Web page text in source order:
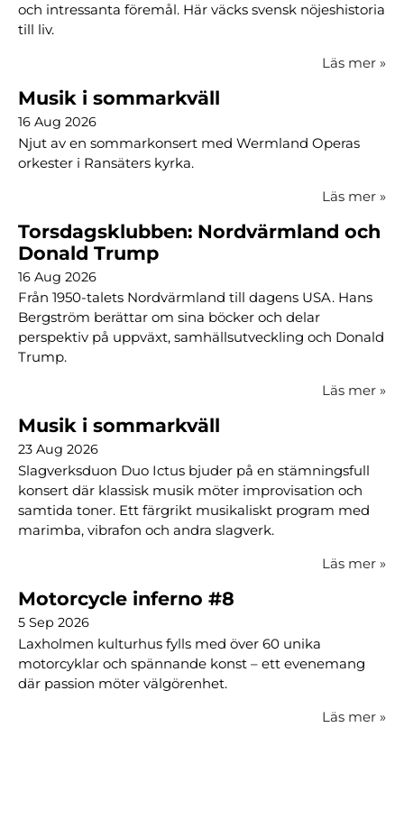
och intressanta föremål. Här väcks svensk nöjeshistoria
till liv.
Läs mer »
Musik i sommarkväll
16 Aug 2026
Njut av en sommarkonsert med Wermland Operas
orkester i Ransäters kyrka.
Läs mer »
Torsdagsklubben: Nordvärmland och
Donald Trump
16 Aug 2026
Från 1950-talets Nordvärmland till dagens USA. Hans
Bergström berättar om sina böcker och delar
perspektiv på uppväxt, samhällsutveckling och Donald
Trump.
Läs mer »
Musik i sommarkväll
23 Aug 2026
Slagverksduon Duo Ictus bjuder på en stämningsfull
konsert där klassisk musik möter improvisation och
samtida toner. Ett färgrikt musikaliskt program med
marimba, vibrafon och andra slagverk.
Läs mer »
Motorcycle inferno #8
5 Sep 2026
Laxholmen kulturhus fylls med över 60 unika
motorcyklar och spännande konst – ett evenemang
där passion möter välgörenhet.
Läs mer »